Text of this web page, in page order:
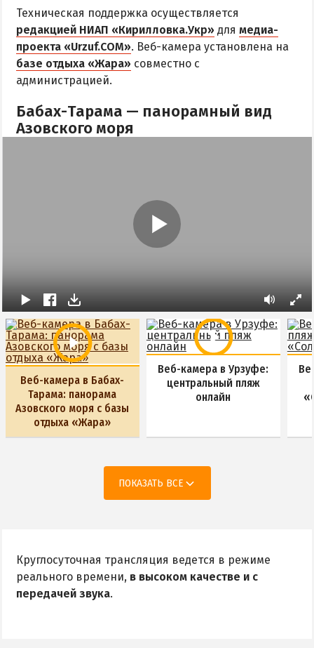
Рыбалка
ДОСТОПРИМЕЧАТЕЛЬНОСТИ
Природный парк Меотида
РЕКОМЕНДАЦИИ ПО ВЫБОРУ ЖИЛЬЯ
Отдых на майские праздники
Отдых в бархатный сезон
Техническая поддержка осуществляется
редакцией НИАП «Кирилловка.Укр» для медиа-
проекта «Urzuf.COM». Веб-камера установлена на
базе отдыха «Жара» совместно с
администрацией.
Бабах-Тарама — панорамный вид
Азовского моря
Веб-камера в Бабах-
Тарама: панорама
Азовского моря с базы
отдыха «Жара»
Веб-камера в Урзуфе:
центральный пляж
онлайн
ПОКАЗАТЬ ВСЕ
Круглосуточная трансляция ведется в режиме
реального времени, в высоком качестве и с
передачей звука.